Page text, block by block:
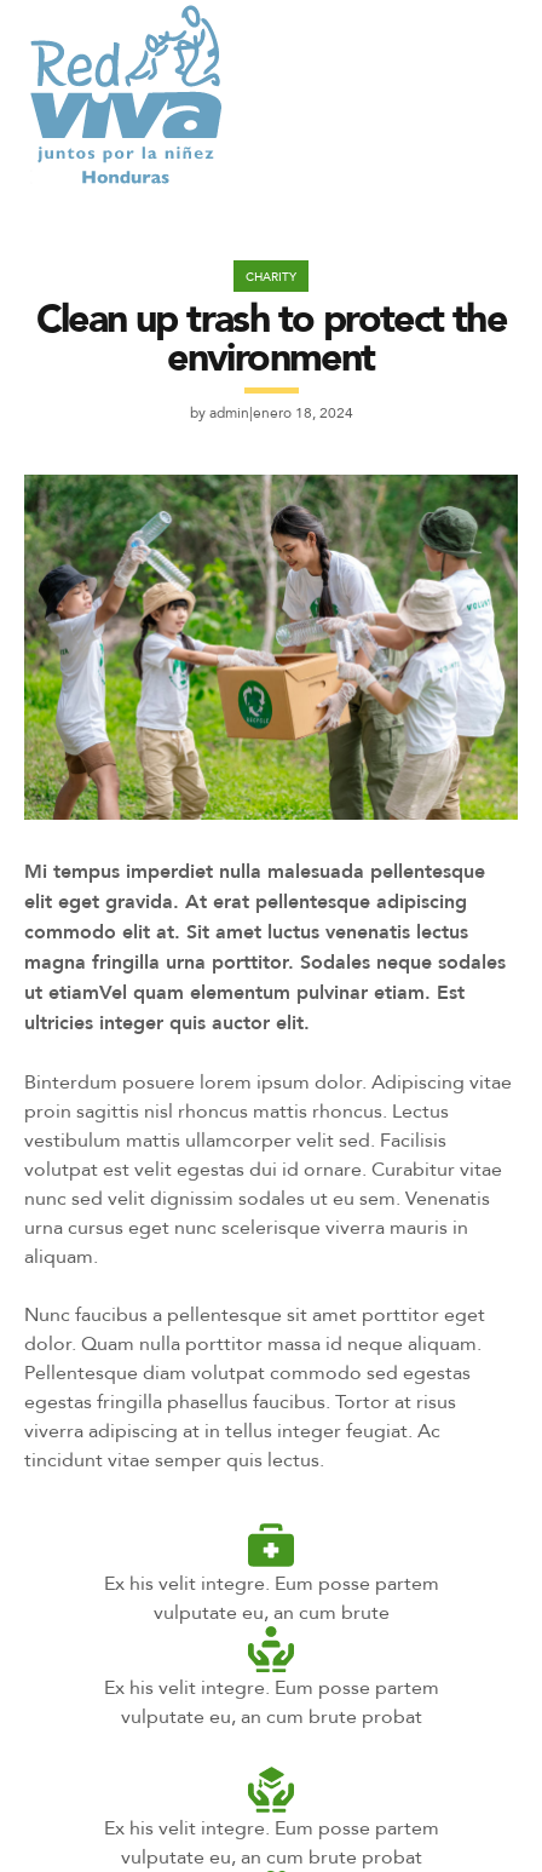
CHARITY
Clean up trash to protect the
environment
byadmin enero 18, 2024
Mi tempus imperdiet nulla malesuada pellentesque
elit eget gravida. At erat pellentesque adipiscing
commodo elit at. Sit amet luctus venenatis lectus
magna fringilla urna porttitor. Sodales neque sodales
ut etiamVel quam elementum pulvinar etiam. Est
ultricies integer quis auctor elit.
Binterdum posuere lorem ipsum dolor. Adipiscing vitae
proin sagittis nisl rhoncus mattis rhoncus. Lectus
vestibulum mattis ullamcorper velit sed. Facilisis
volutpat est velit egestas dui id ornare. Curabitur vitae
nunc sed velit dignissim sodales ut eu sem. Venenatis
urna cursus eget nunc scelerisque viverra mauris in
aliquam.
Nunc faucibus a pellentesque sit amet porttitor eget
dolor. Quam nulla porttitor massa id neque aliquam.
Pellentesque diam volutpat commodo sed egestas
egestas fringilla phasellus faucibus. Tortor at risus
viverra adipiscing at in tellus integer feugiat. Ac
tincidunt vitae semper quis lectus.
Ex his velit integre. Eum posse partem
vulputate eu, an cum brute
Ex his velit integre. Eum posse partem
vulputate eu, an cum brute probat
Ex his velit integre. Eum posse partem
vulputate eu, an cum brute probat